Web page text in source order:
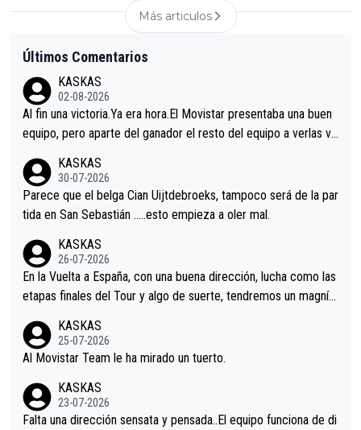
Más articulos
Últimos Comentarios
KASKAS
02-08-2026
Al fin una victoria.Ya era hora.El Movistar presentaba una buen
equipo, pero aparte del ganador el resto del equipo a verlas ve
s.La única buena noticia es la mejoría de Enric Más en San Seb
astian.Si en la Vuelta a Burgos sigue la mejoría, podríamos ten
er alguna sorpresa en la Vuelta.Ojalá.
KASKAS
30-07-2026
Parece que el belga Cian Uijtdebroeks, tampoco será de la par
tida en San Sebastián …..esto empieza a oler mal.
KASKAS
26-07-2026
En la Vuelta a España, con una buena dirección, lucha como las
etapas finales del Tour y algo de suerte, tendremos un magnífi
KASKAS
25-07-2026
Al Movistar Team le ha mirado un tuerto.
KASKAS
23-07-2026
Falta una dirección sensata y pensada..El equipo funciona de di